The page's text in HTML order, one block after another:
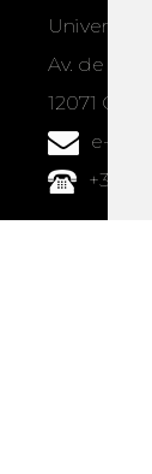
Universitat
Av. de
12071
e-
+34